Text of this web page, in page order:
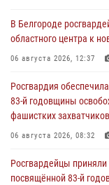
В Белгороде
областного центра к
06 августа 2026, 12:37
Росгвардия
83-й годовщины
фашистких захватчиков
06 августа 2026, 08:32
Росгвардейцы приняли
посвящённой 83‑й